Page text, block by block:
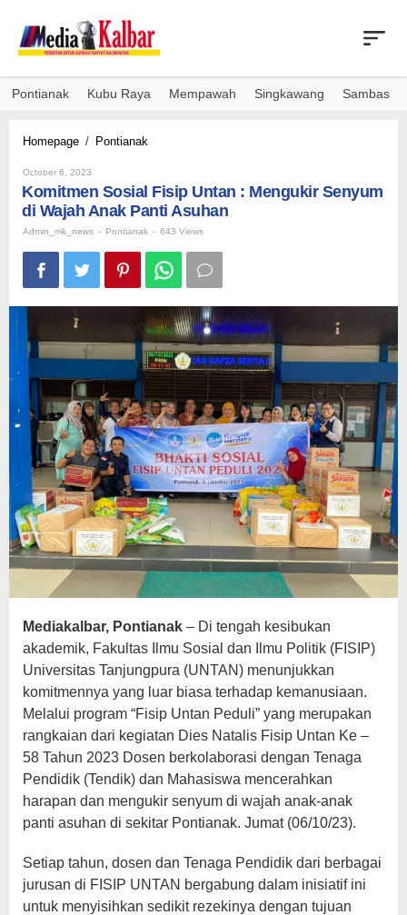
content
Pontianak Kubu Raya Mempawah Singkawang Sambas
Homepage / Pontianak
Untan
:
Senyum
di
Wajah
Anak
Panti
Asuhan
October 6, 2023
Komitmen Sosial Fisip Untan : Mengukir Senyum
di Wajah Anak Panti Asuhan
Admin_mk_news - Pontianak - 643 Views
Mediakalbar, Pontianak – Di tengah kesibukan
akademik, Fakultas Ilmu Sosial dan Ilmu Politik (FISIP)
Universitas Tanjungpura (UNTAN) menunjukkan
komitmennya yang luar biasa terhadap kemanusiaan.
Melalui program “Fisip Untan Peduli” yang merupakan
rangkaian dari kegiatan Dies Natalis Fisip Untan Ke –
58 Tahun 2023 Dosen berkolaborasi dengan Tenaga
Pendidik (Tendik) dan Mahasiswa mencerahkan
harapan dan mengukir senyum di wajah anak-anak
panti asuhan di sekitar Pontianak. Jumat (06/10/23).
Setiap tahun, dosen dan Tenaga Pendidik dari berbagai
jurusan di FISIP UNTAN bergabung dalam inisiatif ini
untuk menyisihkan sedikit rezekinya dengan tujuan